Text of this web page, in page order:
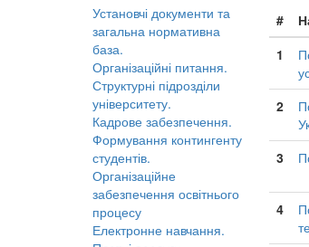
Установчі документи та
загальна нормативна
база.
Організаційні питання.
Структурні підрозділи
університету.
Кадрове забезпечення.
Формування контингенту
студентів.
Організаційне
забезпечення освітнього
процесу
Електронне навчання.
#
1
2
3
4